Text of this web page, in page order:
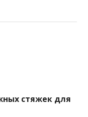
стяжек для